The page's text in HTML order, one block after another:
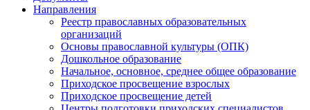
Направления
Реестр православных образовательных
организаций
Основы православной культуры (ОПК)
Дошкольное образование
Начальное, основное, среднее общее образование
Приходское просвещение взрослых
Приходское просвещение детей